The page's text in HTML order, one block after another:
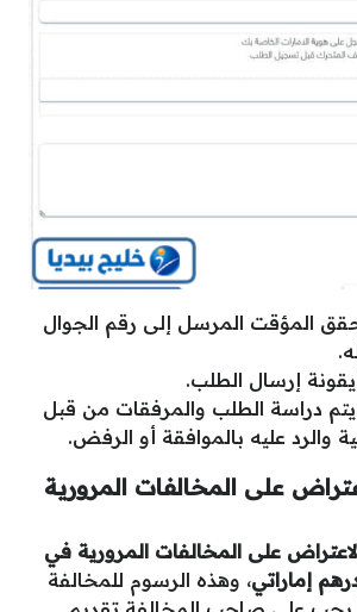
المؤقت المرسل إلى رقم الجوال
إرسال الطلب.
يتم دراسة الطلب والمرفقات من قبل
والرد عليه بالموافقة أو الرفض.
على المخالفات المرورية
على المخالفات المرورية في
، وهذه الرسوم للمخالفة